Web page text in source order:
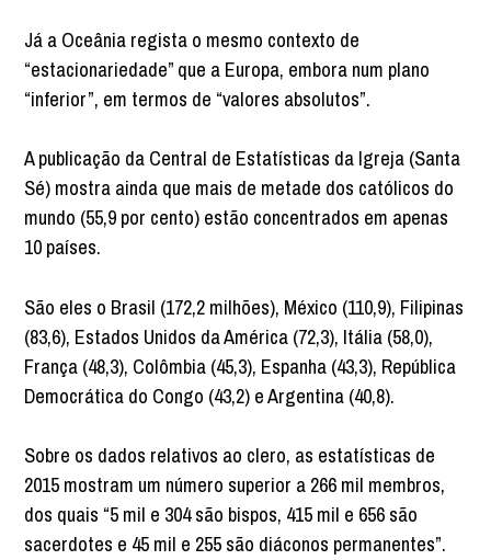
Já a Oceânia regista o mesmo contexto de
“estacionariedade” que a Europa, embora num plano
“inferior”, em termos de “valores absolutos”.
A publicação da Central de Estatísticas da Igreja (Santa
Sé) mostra ainda que mais de metade dos católicos do
mundo (55,9 por cento) estão concentrados em apenas
10 países.
São eles o Brasil (172,2 milhões), México (110,9), Filipinas
(83,6), Estados Unidos da América (72,3), Itália (58,0),
França (48,3), Colômbia (45,3), Espanha (43,3), República
Democrática do Congo (43,2) e Argentina (40,8).
Sobre os dados relativos ao clero, as estatísticas de
2015 mostram um número superior a 266 mil membros,
dos quais “5 mil e 304 são bispos, 415 mil e 656 são
sacerdotes e 45 mil e 255 são diáconos permanentes”.